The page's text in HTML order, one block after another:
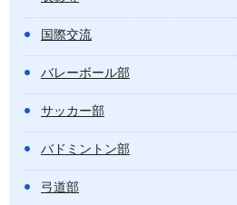
国際交流
バレーボール部
サッカー部
バドミントン部
弓道部